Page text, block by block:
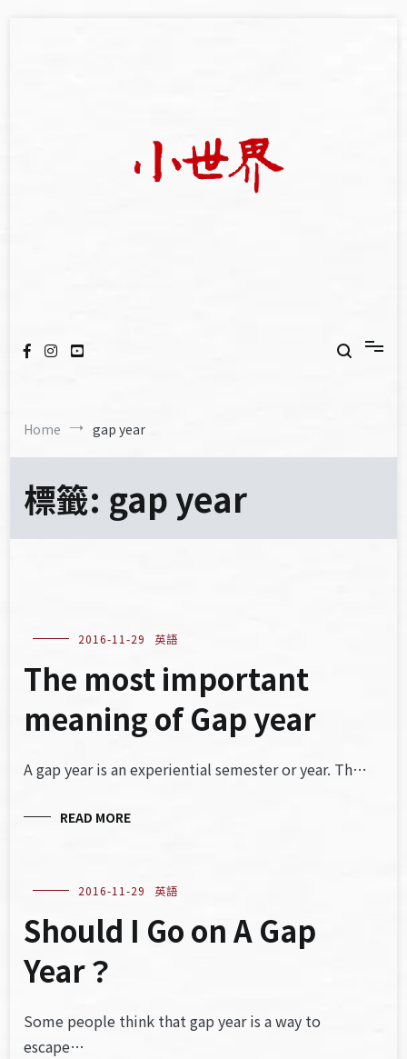
Home gap year
標籤: gap year
2016-11-29 英語
The most important
meaning of Gap year
A gap year is an experiential semester or year. Th…
READ MORE
2016-11-29 英語
Should I Go on A Gap
Year？
Some people think that gap year is a way to
escape…